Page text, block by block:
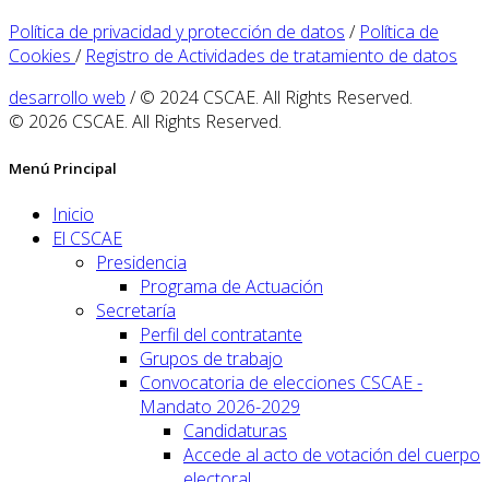
Política de privacidad y protección de datos / Política de
Cookies / Registro de Actividades de tratamiento de datos
desarrollo web / © 2024 CSCAE. All Rights Reserved.
© 2026 CSCAE. All Rights Reserved.
Menú Principal
Inicio
El CSCAE
Presidencia
Programa de Actuación
Secretaría
Perfil del contratante
Grupos de trabajo
Convocatoria de elecciones CSCAE -
Mandato 2026-2029
Candidaturas
Accede al acto de votación del cuerpo